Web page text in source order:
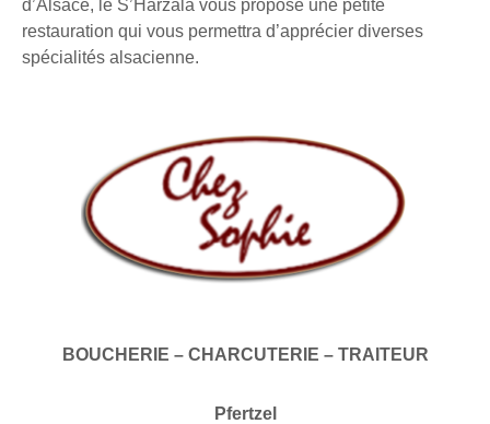
d’Alsace, le S’Harzala vous propose une petite
restauration qui vous permettra d’apprécier diverses
spécialités alsacienne.
BOUCHERIE – CHARCUTERIE – TRAITEUR
Pfertzel